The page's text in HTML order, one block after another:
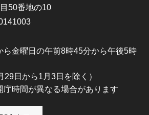
50番地の10
ら金曜日の午前8時45分から午後5時
29日から1月3日を除く）
時間が異なる場合があります